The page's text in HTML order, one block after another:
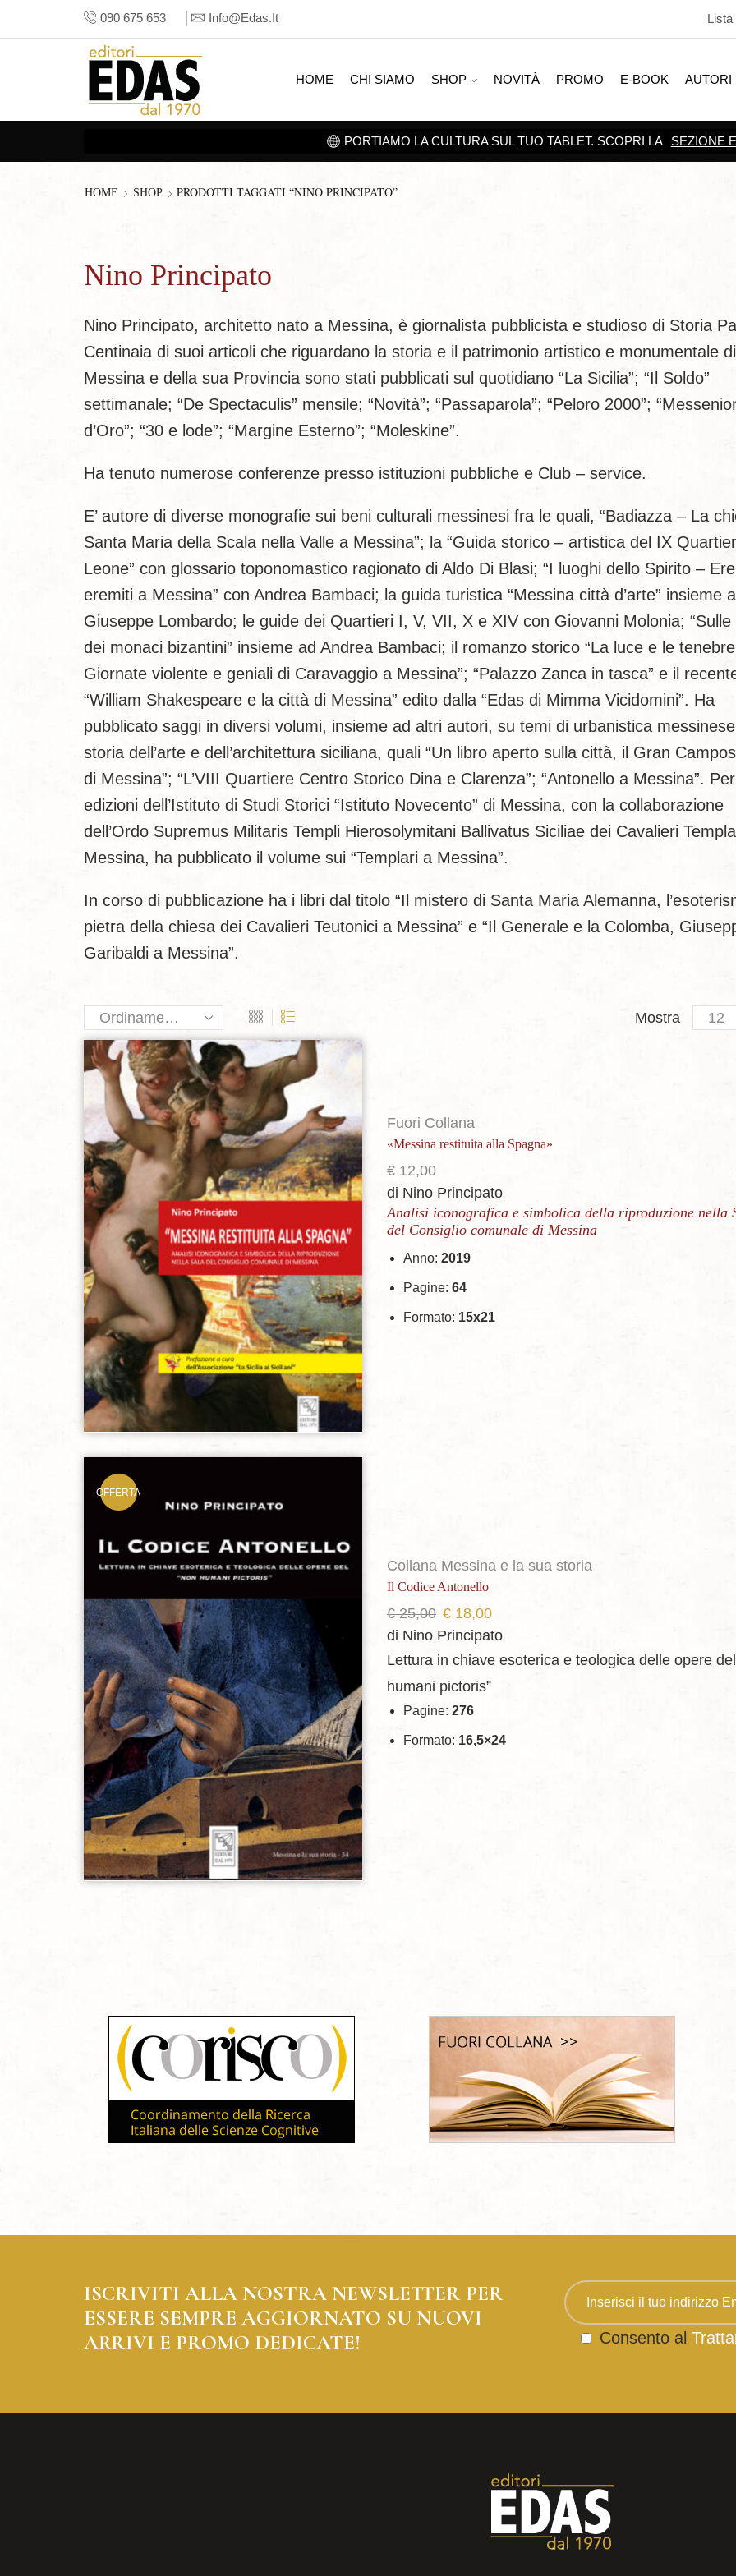
090 675 653 Info@edas.it Lista
HOME CHI SIAMO SHOP NOVITÀ PROMO E-BOOK AUTORI
SCOPRI TUTTE LE PROMOZIONI
HOME SHOP PRODOTTI TAGGATI “NINO PRINCIPATO”
Nino Principato
Nino Principato, architetto nato a Messina, è giornalista pubblicista e studioso di Storia
Centinaia di suoi articoli che riguardano la storia e il patrimonio artistico e monumentale di
Messina e della sua Provincia sono stati pubblicati sul quotidiano “La Sicilia”; “Il Soldo”
settimanale; “De Spectaculis” mensile; “Novità”; “Passaparola”; “Peloro 2000”;
d’Oro”; “30 e lode”; “Margine Esterno”; “Moleskine”.
Ha tenuto numerose conferenze presso istituzioni pubbliche e Club – service.
E’ autore di diverse monografie sui beni culturali messinesi fra le quali, “Badiazza – La
Santa Maria della Scala nella Valle a Messina”; la “Guida storico – artistica del IX
Leone” con glossario toponomastico ragionato di Aldo Di Blasi; “I luoghi dello Spirito –
eremiti a Messina” con Andrea Bambaci; la guida turistica “Messina città d’arte” insieme a
Giuseppe Lombardo; le guide dei Quartieri I, V, VII, X e XIV con Giovanni Molonia; “Sulle
dei monaci bizantini” insieme ad Andrea Bambaci; il romanzo storico “La luce e le
Giornate violente e geniali di Caravaggio a Messina”; “Palazzo Zanca in tasca” e il
“William Shakespeare e la città di Messina” edito dalla “Edas di Mimma Vicidomini”. Ha
pubblicato saggi in diversi volumi, insieme ad altri autori, su temi di urbanistica
storia dell’arte e dell’architettura siciliana, quali “Un libro aperto sulla città, il Gran
di Messina”; “L’VIII Quartiere Centro Storico Dina e Clarenza”; “Antonello a Messina”.
edizioni dell’Istituto di Studi Storici “Istituto Novecento” di Messina, con la collaborazione
dell’Ordo Supremus Militaris Templi Hierosolymitani Ballivatus Siciliae dei Cavalieri
Messina, ha pubblicato il volume sui “Templari a Messina”.
In corso di pubblicazione ha i libri dal titolo “Il mistero di Santa Maria Alemanna,
pietra della chiesa dei Cavalieri Teutonici a Messina” e “Il Generale e la Colomba,
Garibaldi a Messina”.
Mostra
Aggiungi alla lista dei desideri
Fuori Collana
«Messina restituita alla Spagna»
€ 12,00
di Nino Principato
Analisi iconografica e simbolica della riproduzione nella
del Consiglio comunale di Messina
Anno: 2019
Pagine: 64
Formato: 15x21
OFFERTA
Collana Messina e la sua storia
Il Codice Antonello
€25,00 Il
prezzo
originale
era:
€ 25,00.
€ 18,00Il
prezzo
attuale
di Nino Principato
Lettura in chiave esoterica e teologica delle opere del
humani pictoris”
Pagine: 276
Formato: 16,5×24
ISCRIVITI ALLA NOSTRA NEWSLETTER PER
ESSERE SEMPRE AGGIORNATO SU NUOVI
ARRIVI E PROMO DEDICATE!
Consento al